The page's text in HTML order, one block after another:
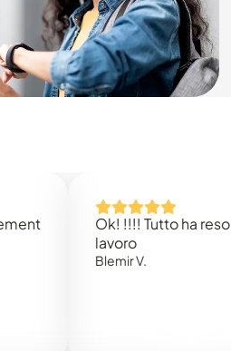
Ok! !!!! Tutto ha reso facile